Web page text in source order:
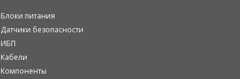
Блоки питания
Датчики безопасности
ИБП
Кабели
Компоненты